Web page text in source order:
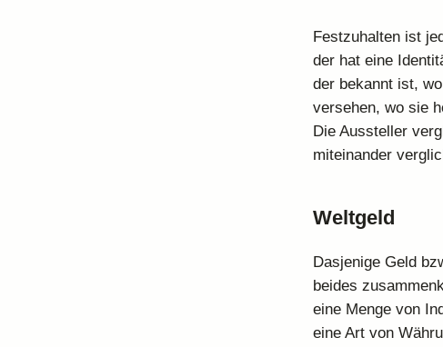
Festzuhalten ist
der hat eine
der bekannt ist,
versehen, wo sie
Die Aussteller
miteinander
Weltgeld
Dasjenige Geld
beides
eine Menge von
eine Art von